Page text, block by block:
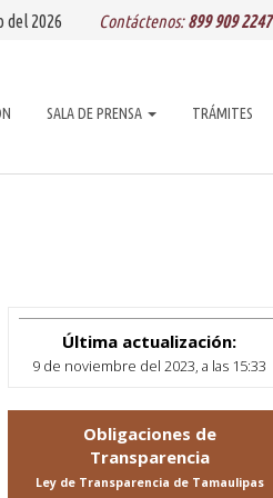
del 2026 Contáctenos:899 909 2247
SALA DE PRENSA TRÁMITES
Última actualización:
9 de noviembre del 2023, a las 15:33
Obligaciones de
Transparencia
Ley de Transparencia de Tamaulipas